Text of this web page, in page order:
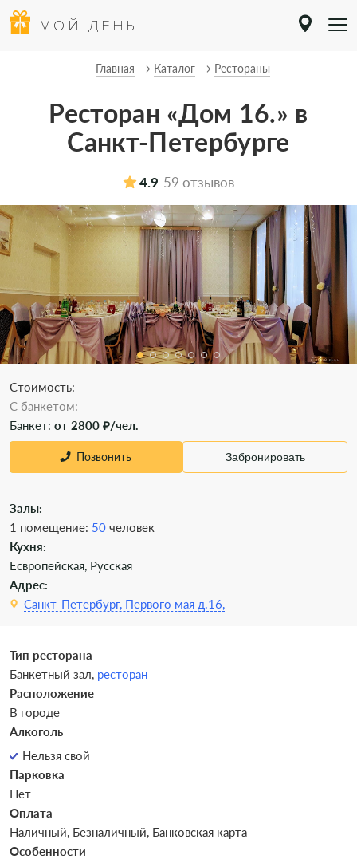
МОЙ ДЕНЬ
Главная Каталог Рестораны
Ресторан «Дом 16.» в
Санкт-Петербурге
4.9 59 отзывов
Стоимость:
C банкетом:
Банкет: от 2800 ₽/чел.
Позвонить Забронировать
Залы:
1 помещение: 50 человек
Кухня:
Есвропейская, Русская
Адрес:
Санкт-Петербург, Первого мая д.16,
Тип ресторана
Банкетный зал, ресторан
Расположение
В городе
Алкоголь
Нельзя свой
Парковка
Нет
Оплата
Наличный, Безналичный, Банковская карта
Особенности